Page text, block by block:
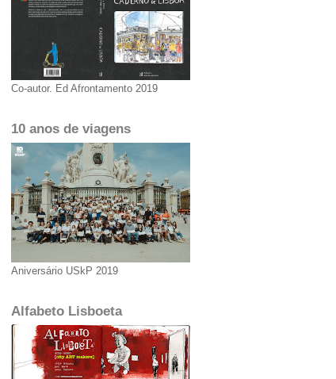
Co-autor. Ed Afrontamento 2019
10 anos de viagens
Aniversário USkP 2019
Alfabeto Lisboeta